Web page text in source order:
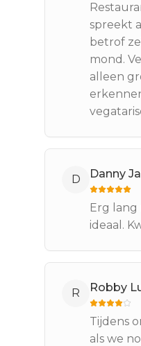
spreekt
betrof
mond.
alleen
D Danny
Erg lang
ideaal.
R Robby
Tijdens
als we